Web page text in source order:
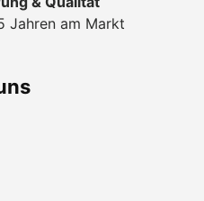
Jahren am Markt